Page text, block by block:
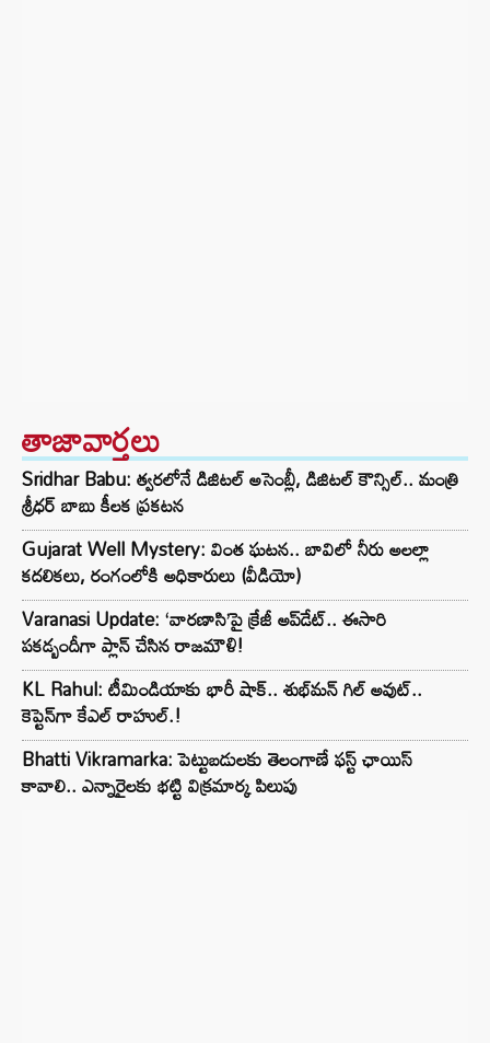
తాజావార్తలు
Sridhar Babu: త్వరలోనే డిజిటల్ అసెంబ్లీ, డిజిటల్ కౌన్సిల్.. మంత్రి
శ్రీధర్ బాబు కీలక ప్రకటన
Gujarat Well Mystery: వింత ఘటన.. బావిలో నీరు అలల్లా
కదలికలు, రంగంలోకి అధికారులు (వీడియో)
Varanasi Update: ‘వారణాసి’పై క్రేజీ అప్‌డేట్.. ఈసారి
పకడ్బందీగా ప్లాన్ చేసిన రాజమౌళి!
KL Rahul: టీమిండియాకు భారీ షాక్.. శుభ్‌మన్ గిల్ అవుట్..
కెప్టెన్‌గా కేఎల్ రాహుల్.!
Bhatti Vikramarka: పెట్టుబడులకు తెలంగాణే ఫస్ట్ ఛాయిస్
కావాలి.. ఎన్నారైలకు భట్టి విక్రమార్క పిలుపు